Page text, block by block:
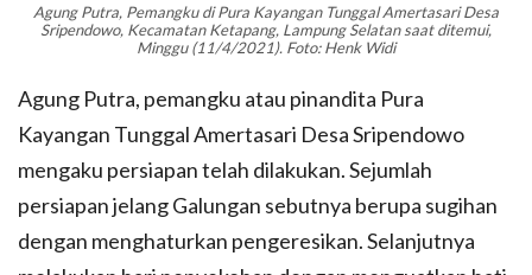
Agung Putra, Pemangku di Pura Kayangan Tunggal Amertasari Desa
Sripendowo, Kecamatan Ketapang, Lampung Selatan saat ditemui,
Minggu (11/4/2021). Foto: Henk Widi
Agung Putra, pemangku atau pinandita Pura
Kayangan Tunggal Amertasari Desa Sripendowo
mengaku persiapan telah dilakukan. Sejumlah
persiapan jelang Galungan sebutnya berupa sugihan
dengan menghaturkan pengeresikan. Selanjutnya